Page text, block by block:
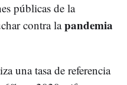
públicas de la
contra lapandemia
una tasa de referencia